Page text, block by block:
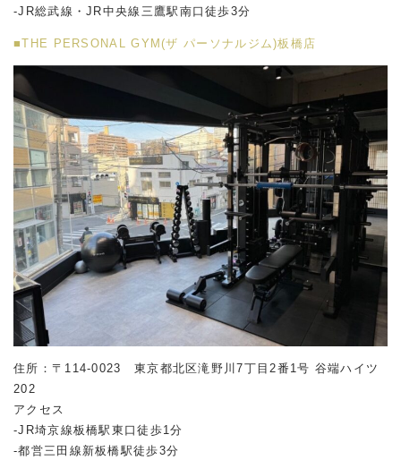
-JR総武線・JR中央線三鷹駅南口徒歩3分
■THE PERSONAL GYM(ザ パーソナルジム)板橋店
住所：〒114-0023 東京都北区滝野川7丁目2番1号 谷端ハイツ
202
アクセス
-JR埼京線板橋駅東口徒歩1分
-都営三田線新板橋駅徒歩3分